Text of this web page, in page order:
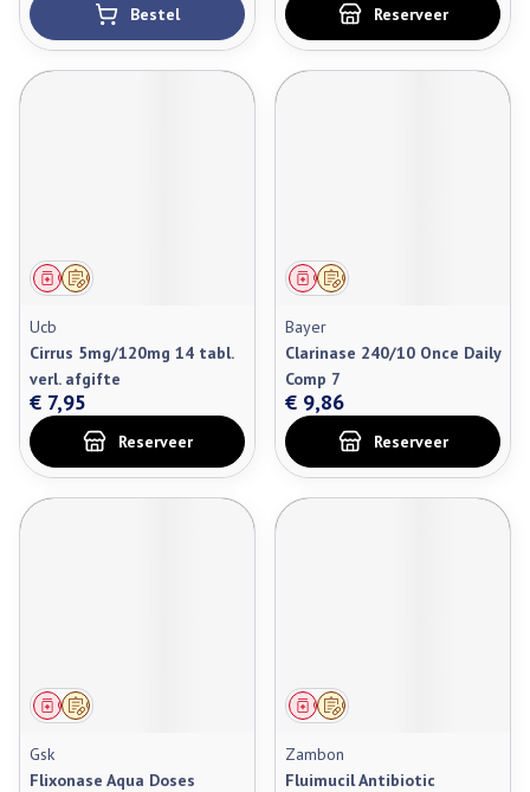
Bestel Reserveer
Op voorschrift
Geneesmiddel
Ucb
Cirrus 5mg/120mg 14 tabl.
verl. afgifte
€ 7,95
Reserveer
Op voorschrift
Geneesmiddel
Bayer
Clarinase 240/10 Once Daily
Comp 7
€ 9,86
Reserveer
Op voorschrift
Geneesmiddel
Gsk
Flixonase Aqua Doses
Op voorschrift
Geneesmiddel
Zambon
Fluimucil Antibiotic